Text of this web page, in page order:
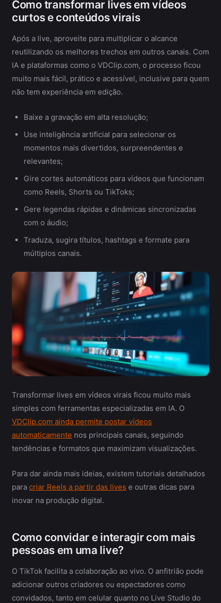
Como transformar lives em vídeos
curtos e conteúdos virais
Após a live, aproveite para multiplicar o alcance
reutilizando os melhores trechos em outros canais. Com
IA e plataformas como o VDClip.com, o processo ficou
muito mais fácil, prático e acessível, inclusive para quem
não tem experiência em edição.
Baixe a gravação em alta resolução;
Use inteligência artificial para selecionar os
momentos mais divertidos, surpreendentes e
relevantes;
Gire cortes automáticos para vídeos que funcionam
como Reels, Shorts ou TikToks;
Gere legendas rápidas e dinâmicas sincronizadas
com o áudio;
Traduza, sugira títulos, hashtags e formate para
múltiplos canais.
Transformar lives em vídeos virais ficou muito mais
simples com ferramentas especializadas em IA. O
VDClip.com ainda permite postar vídeos
automaticamente nos principais canais, seguindo
tendências e formatos que maximizam visualizações.
Para dar ainda mais ideias, existem tutoriais detalhados
para criar Reels a partir das lives e outras dicas para
inovar na produção digital.
Como convidar e interagir com mais
pessoas em uma live?
O TikTok facilita a colaboração ao vivo. O anfitrião pode
adicionar outros criadores ou espectadores como
convidados, tanto em celular quanto no Live Studio do